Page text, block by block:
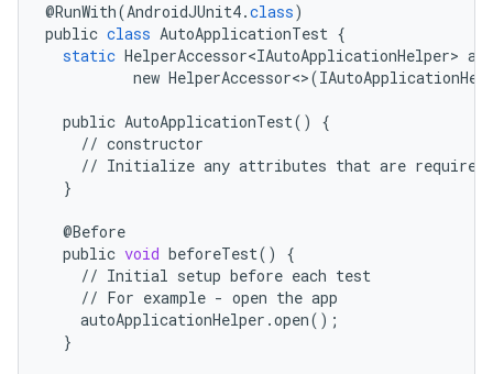
@RunWith(AndroidJUnit4.class)
public class AutoApplicationTest {
static HelperAccessor<IAutoApplicationHelper>
new HelperAccessor<>(
public AutoApplicationTest()
{
// constructor
// Initialize any attributes that are required
}
@Before
public void beforeTest()
{
// Initial setup before each test
// For example - open the app
autoApplicationHelper .open();
}